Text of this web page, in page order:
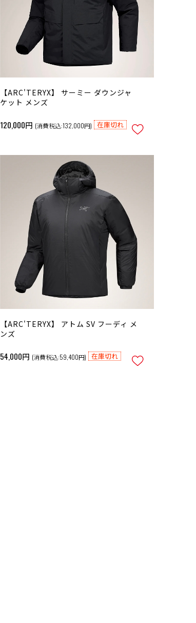
【ARC'TERYX】 サーミー ダウンジャ
ケット メンズ
120,000円 (消費税込:132,000円) 在庫切れ
【ARC'TERYX】 アトム SV フーディ メ
ンズ
54,000円 (消費税込:59,400円) 在庫切れ